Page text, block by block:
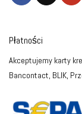
Płatności
Akceptujemy karty
Bancontact, BLIK,